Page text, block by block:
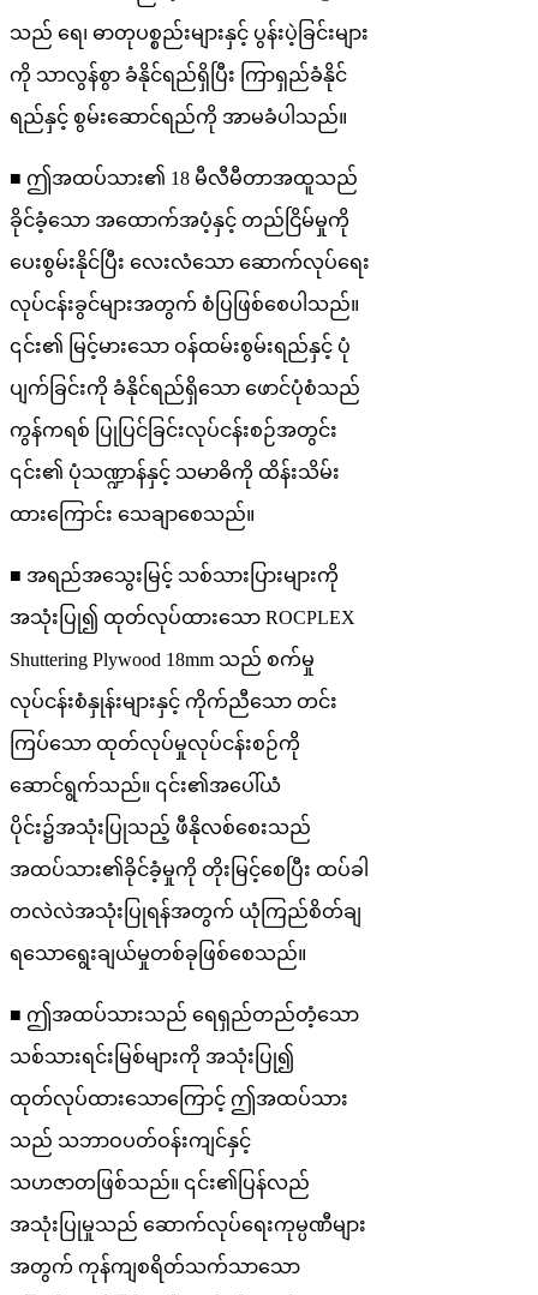
သည် ရေ၊ ဓာတုပစ္စည်းများနှင့် ပွန်းပဲ့ခြင်းများ
ကို သာလွန်စွာ ခံနိုင်ရည်ရှိပြီး ကြာရှည်ခံနိုင်
ရည်နှင့် စွမ်းဆောင်ရည်ကို အာမခံပါသည်။
■ ဤအထပ်သား၏ 18 မီလီမီတာအထူသည်
ခိုင်ခံ့သော အထောက်အပံ့နှင့် တည်ငြိမ်မှုကို
ပေးစွမ်းနိုင်ပြီး လေးလံသော ဆောက်လုပ်ရေး
လုပ်ငန်းခွင်များအတွက် စံပြဖြစ်စေပါသည်။
၎င်း၏ မြင့်မားသော ဝန်ထမ်းစွမ်းရည်နှင့် ပုံ
ပျက်ခြင်းကို ခံနိုင်ရည်ရှိသော ဖောင်ပုံစံသည်
ကွန်ကရစ် ပြုပြင်ခြင်းလုပ်ငန်းစဉ်အတွင်း
၎င်း၏ ပုံသဏ္ဍာန်နှင့် သမာဓိကို ထိန်းသိမ်း
ထားကြောင်း သေချာစေသည်။
■ အရည်အသွေးမြင့် သစ်သားပြားများကို
အသုံးပြု၍ ထုတ်လုပ်ထားသော ROCPLEX
Shuttering Plywood 18mm သည် စက်မှု
လုပ်ငန်းစံနှုန်းများနှင့် ကိုက်ညီသော တင်း
ကြပ်သော ထုတ်လုပ်မှုလုပ်ငန်းစဉ်ကို
ဆောင်ရွက်သည်။ ၎င်း၏အပေါ်ယံ
ပိုင်း၌အသုံးပြုသည့် ဖီနိုလစ်စေးသည်
အထပ်သား၏ခိုင်ခံ့မှုကို တိုးမြင့်စေပြီး ထပ်ခါ
တလဲလဲအသုံးပြုရန်အတွက် ယုံကြည်စိတ်ချ
ရသောရွေးချယ်မှုတစ်ခုဖြစ်စေသည်။
■ ဤအထပ်သားသည် ရေရှည်တည်တံ့သော
သစ်သားရင်းမြစ်များကို အသုံးပြု၍
ထုတ်လုပ်ထားသောကြောင့် ဤအထပ်သား
သည် သဘာဝပတ်ဝန်းကျင်နှင့်
သဟဇာတဖြစ်သည်။ ၎င်း၏ပြန်လည်
အသုံးပြုမှုသည် ဆောက်လုပ်ရေးကုမ္ပဏီများ
အတွက် ကုန်ကျစရိတ်သက်သာသော